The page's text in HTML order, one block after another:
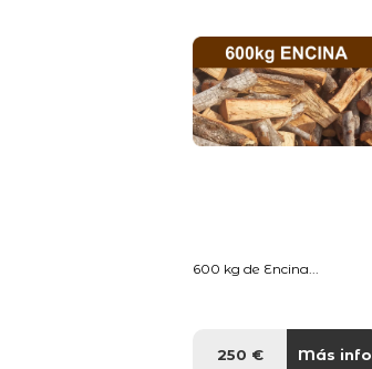
600 kg de Encina...
250 € Más info